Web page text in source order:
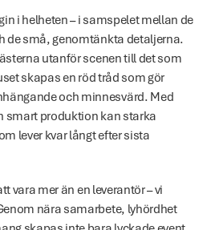
i helheten – i samspelet mellan de
de små, genomtänkta detaljerna.
utanför scenen till det som
skapas en röd tråd som gör
och minnesvärd. Med
smart produktion kan starka
lever kvar långt efter sista
vara mer än en leverantör – vi
nära samarbete, lyhördhet